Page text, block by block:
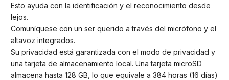
Esto ayuda con la identificación y el reconocimiento desde
lejos.
Comuníquese con un ser querido a través del micrófono y el
altavoz integrados.
Su privacidad está garantizada con el modo de privacidad y
una tarjeta de almacenamiento local. Una tarjeta microSD
almacena hasta 128 GB, lo que equivale a 384 horas (16 días)